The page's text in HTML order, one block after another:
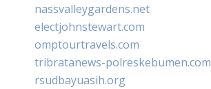
nassvalleygardens.net
electjohnstewart.com
omptourtravels.com
tribratanews-polreskebumen.com
rsudbayuasih.org